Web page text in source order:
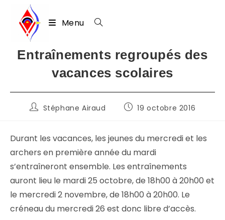
Menu
Entraînements regroupés des
vacances scolaires
Auteur/autrice
publication :
Stéphane Airaud
Publication
19 octobre 2016
Durant les vacances, les jeunes du mercredi et les
archers en première année du mardi
s’entraîneront ensemble. Les entraînements
auront lieu le mardi 25 octobre, de 18h00 à 20h00 et
le mercredi 2 novembre, de 18h00 à 20h00. Le
créneau du mercredi 26 est donc libre d’accès.